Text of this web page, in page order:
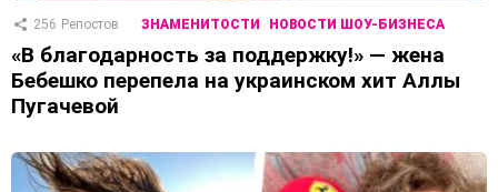
256 Репостов ЗНАМЕНИТОСТИ НОВОСТИ ШОУ-БИЗНЕСА
«В благодарность за поддержку!» — жена
Бебешко перепела на украинском хит Аллы
Пугачевой